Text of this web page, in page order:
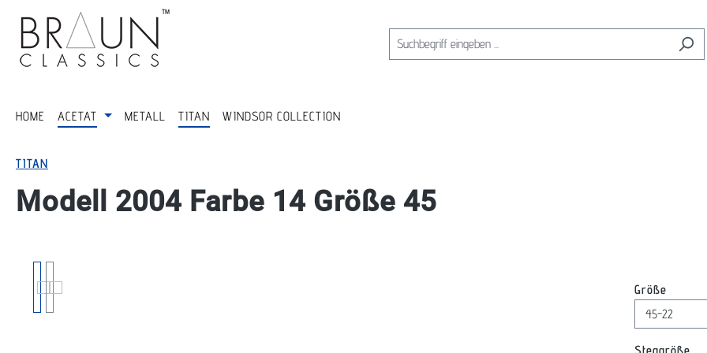
Zur Hauptnavigation springen
HOME ACETAT METALL TITAN WINDSOR COLLECTION
TITAN
Modell 2004 Farbe 14 Größe 45
Größe